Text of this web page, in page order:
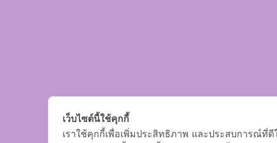
เว็บไซต์นี้ใช้คุกกี้
เราใช้คุกกี้เพื่อเพิ่มประสิทธิภาพ และประสบการณ์ที่